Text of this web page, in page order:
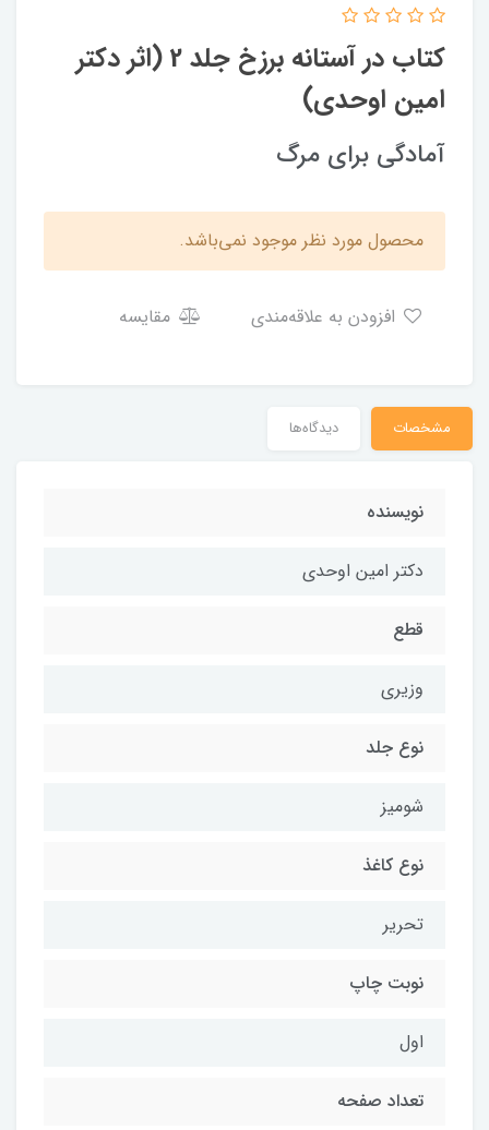
کتاب در آستانه برزخ جلد 2 (اثر دکتر
امین اوحدی)
آمادگی برای مرگ
محصول مورد نظر موجود نمی‌باشد.
مقایسه
مشخصات دیدگاه‌ها
نویسنده
دکتر امین اوحدی
قطع
وزیری
نوع جلد
شومیز
نوع کاغذ
تحریر
نوبت چاپ
اول
تعداد صفحه